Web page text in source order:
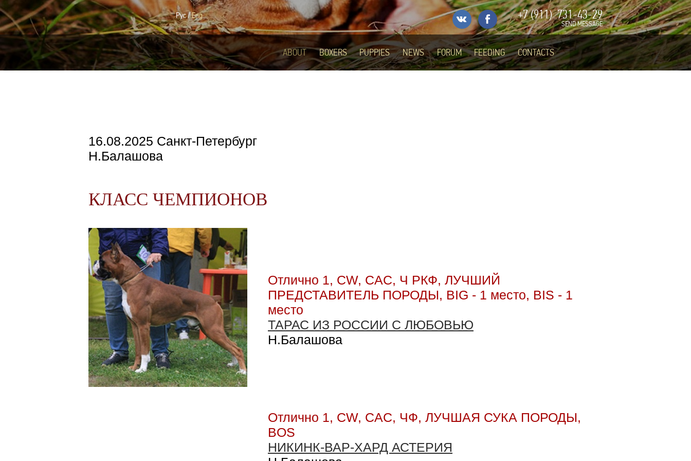
Рус/Eng
ABOUT BOXERS PUPPIES NEWS FORUM FEEDING CONTACTS
+7 (911)731-43-29
SEND MESSAGE
16.08.2025 Санкт-Петербург
Н.Балашова
КЛАСС ЧЕМПИОНОВ
Отлично 1, CW, CAC, Ч РКФ, ЛУЧШИЙ
ПРЕДСТАВИТЕЛЬ ПОРОДЫ, BIG - 1 место, BIS - 1
место
ТАРАС ИЗ РОССИИ С ЛЮБОВЬЮ
Н.Балашова
Отлично 1, CW, CAC, ЧФ, ЛУЧШАЯ СУКА ПОРОДЫ,
BOS
НИКИНК-ВАР-ХАРД АСТЕРИЯ